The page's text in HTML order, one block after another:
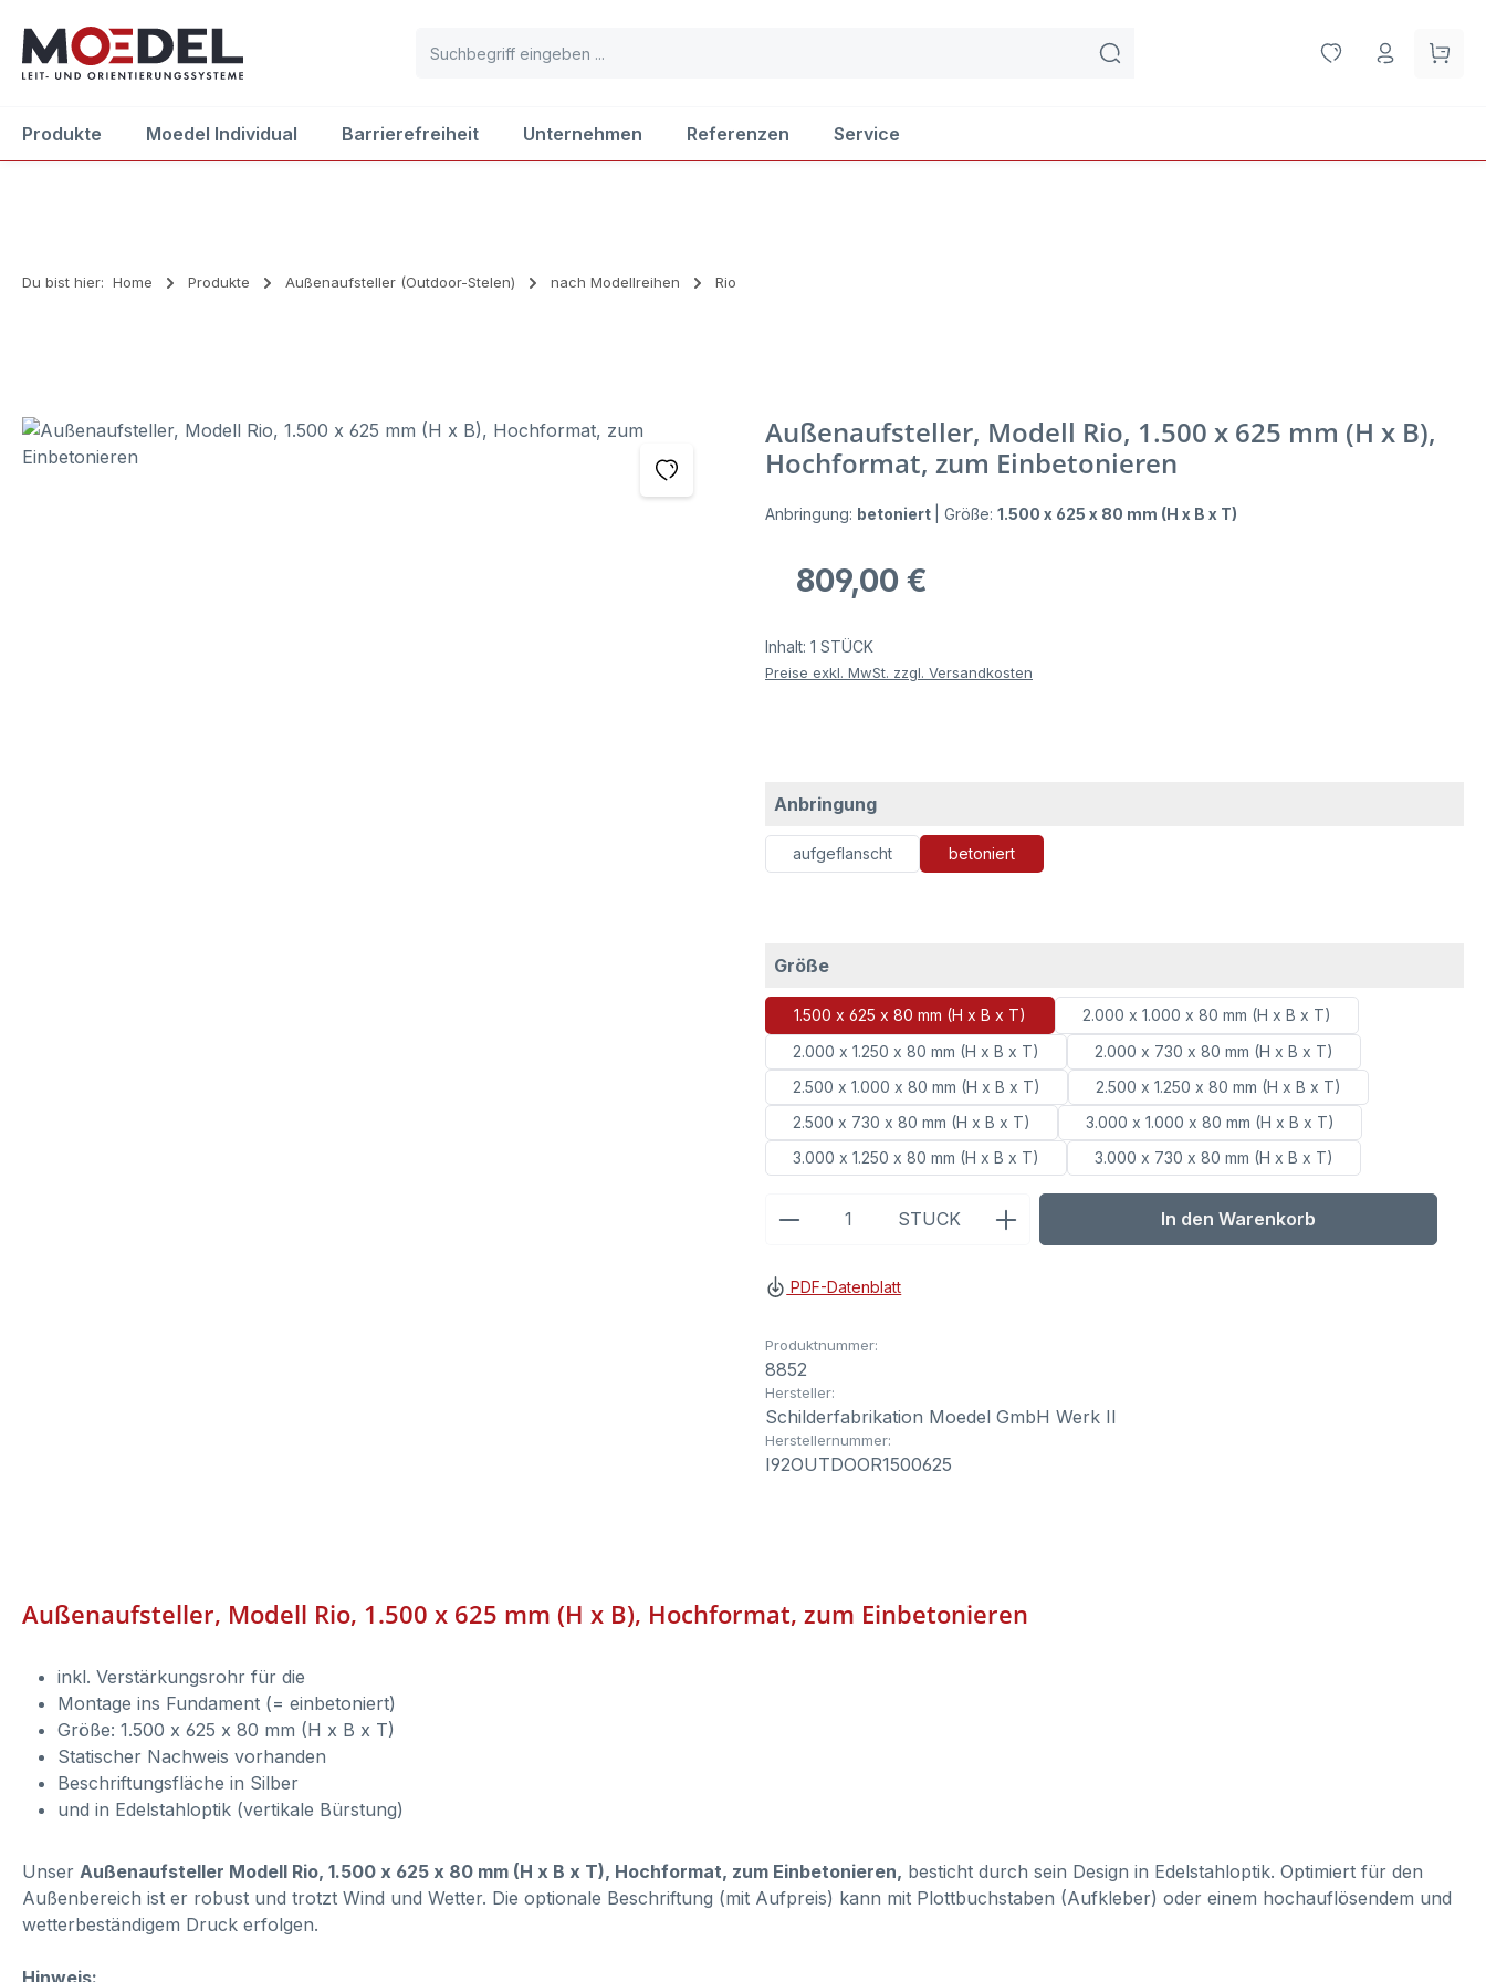
Hauptinhalt springen
Zur Suche springen
Zur Hauptnavigation springen
Produkte Moedel Individual Barrierefreiheit Unternehmen Referenzen Service
Du bist hier: Home Produkte Außenaufsteller (Outdoor-Stelen) nach Modellreihen Rio
Bildergalerie überspringen
Außenaufsteller, Modell Rio, 1.500 x 625 mm (H x B),
Hochformat, zum Einbetonieren
Anbringung: betoniert Größe: 1.500 x 625 x 80 mm (H x B x T)
Regulärer Preis:
809,00 €
Inhalt: 1 STÜCK
Preise exkl. MwSt. zzgl. Versandkosten
Anbringungauswählen
aufgeflanscht betoniert
Größeauswählen
1.500 x 625 x 80 mm (H x B x T)
2.000 x 1.000 x 80 mm (H x B x T)
2.000 x 1.250 x 80 mm (H x B x T)
2.000 x 730 x 80 mm (H x B x T)
2.500 x 1.000 x 80 mm (H x B x T)
2.500 x 1.250 x 80 mm (H x B x T)
2.500 x 730 x 80 mm (H x B x T)
3.000 x 1.000 x 80 mm (H x B x T)
3.000 x 1.250 x 80 mm (H x B x T)
3.000 x 730 x 80 mm (H x B x T)
Produkt Anzahl: Gib den gewünschten Wert ein oder
STÜCK In den Warenkorb
PDF-Datenblatt
Produktnummer:
8852
Hersteller:
Schilderfabrikation Moedel GmbH Werk II
Herstellernummer:
I92OUTDOOR1500625
Außenaufsteller, Modell Rio, 1.500 x 625 mm (H x B), Hochformat, zum Einbetonieren
inkl. Verstärkungsrohr für die
Montage ins Fundament (= einbetoniert)
Größe: 1.500 x 625 x 80 mm (H x B x T)
Statischer Nachweis vorhanden
Beschriftungsfläche in Silber
und in Edelstahloptik (vertikale Bürstung)
Unser Außenaufsteller Modell Rio, 1.500 x 625 x 80 mm (H x B x T), Hochformat, zum Einbetonieren, besticht durch sein Design in Edelstahloptik. Optimiert für den
Außenbereich ist er robust und trotzt Wind und Wetter. Die optionale Beschriftung (mit Aufpreis) kann mit Plottbuchstaben (Aufkleber) oder einem hochauflösendem und
wetterbeständigem Druck erfolgen.